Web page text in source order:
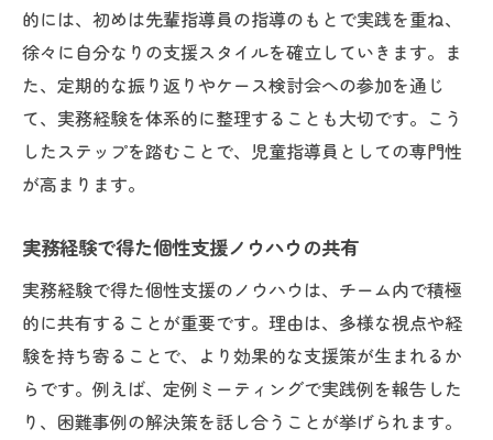
的には、初めは先輩指導員の指導のもとで実践を重ね、
徐々に自分なりの支援スタイルを確立していきます。ま
た、定期的な振り返りやケース検討会への参加を通じ
て、実務経験を体系的に整理することも大切です。こう
したステップを踏むことで、児童指導員としての専門性
が高まります。
実務経験で得た個性支援ノウハウの共有
実務経験で得た個性支援のノウハウは、チーム内で積極
的に共有することが重要です。理由は、多様な視点や経
験を持ち寄ることで、より効果的な支援策が生まれるか
らです。例えば、定例ミーティングで実践例を報告した
り、困難事例の解決策を話し合うことが挙げられます。